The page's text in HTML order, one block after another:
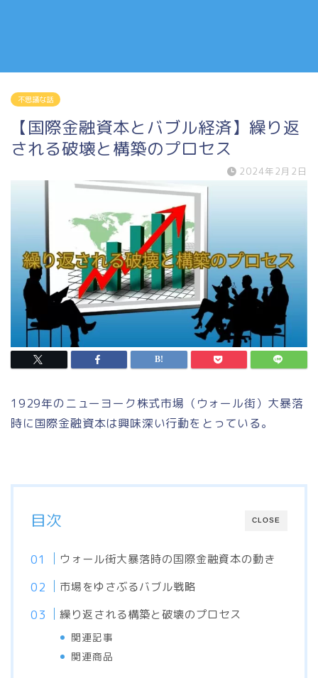
不思議な話
【国際金融資本とバブル経済】繰り返
される破壊と構築のプロセス
2024年2月2日
1929年のニューヨーク株式市場（ウォール街）大暴落
時に国際金融資本は興味深い行動をとっている。
CLOSE
目次
ウォール街大暴落時の国際金融資本の動き
市場をゆさぶるバブル戦略
繰り返される構築と破壊のプロセス
関連記事
関連商品